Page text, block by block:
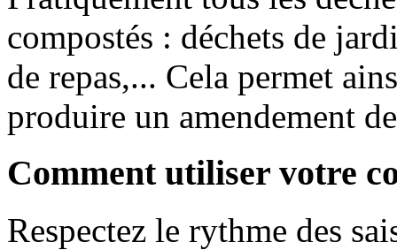
compostés : déchets de
de repas,... Cela permet
produire un amendement
Comment utiliser votre
Respectez le rythme des